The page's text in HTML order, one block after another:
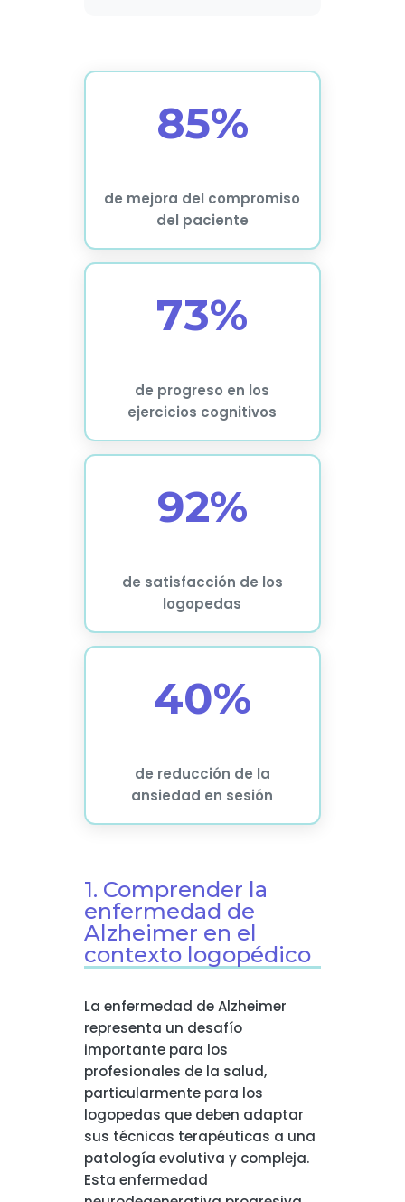
85%
de mejora del compromiso
del paciente
73%
de progreso en los
ejercicios cognitivos
92%
de satisfacción de los
logopedas
40%
de reducción de la
ansiedad en sesión
1. Comprender la
enfermedad de
Alzheimer en el
contexto logopédico
La enfermedad de Alzheimer
representa un desafío
importante para los
profesionales de la salud,
particularmente para los
logopedas que deben adaptar
sus técnicas terapéuticas a una
patología evolutiva y compleja.
Esta enfermedad